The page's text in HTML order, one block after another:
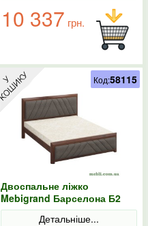
10 337 грн.
Двоспальне ліжко
Mebigrand Барселона Б2
Горіх темний/Аляска 97
Детальніше...
Код:58115